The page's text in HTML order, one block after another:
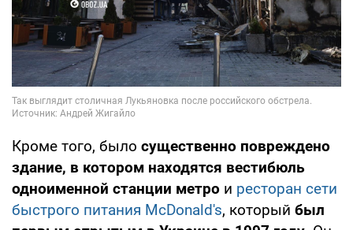
Кроме того, было существенно повреждено
здание, в котором находятся вестибюль
одноименной станции метро и ресторан сети
быстрого питания McDonald's, который был